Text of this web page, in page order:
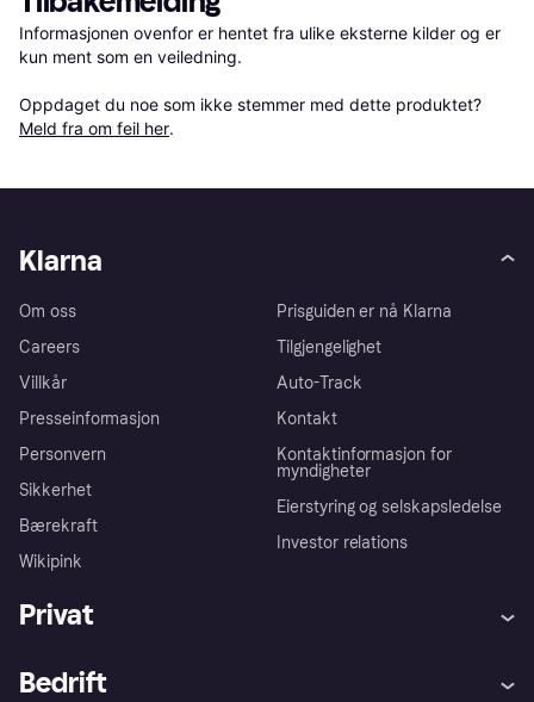
Informasjonen ovenfor er hentet fra ulike eksterne kilder og er
kun ment som en veiledning.
Oppdaget du noe som ikke stemmer med dette produktet?
Meld fra om feil her.
Klarna
Om oss
Careers
Villkår
Presseinformasjon
Personvern
Sikkerhet
Bærekraft
Wikipink
Prisguiden er nå Klarna
Tilgjengelighet
Auto-Track
Kontakt
Kontaktinformasjon for
myndigheter
Eierstyring og selskapsledelse
Investor relations
Privat
Bedrift